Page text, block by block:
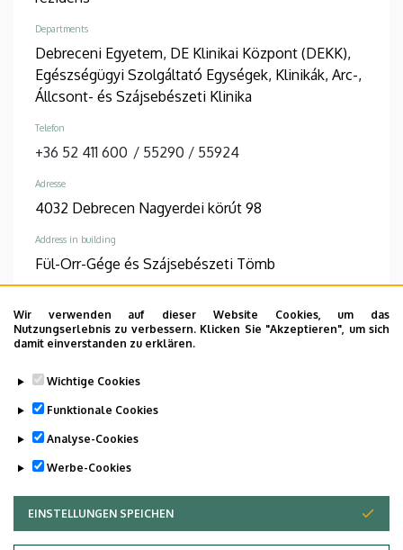
Wir verwenden auf dieser Website Cookies, um das
Nutzungserlebnis zu verbessern. Klicken Sie "Akzeptieren", um sich
damit einverstanden zu erklären.
Wichtige Cookies
Funktionale Cookies
Analyse-Cookies
Werbe-Cookies
EINSTELLUNGEN SPEICHEN
ZUSTIMMUNG ZURÜCKZIEHEN
Departments
Debreceni Egyetem, DE Klinikai Központ (DEKK),
Egészségügyi Szolgáltató Egységek, Klinikák, Arc-,
Állcsont- és Szájsebészeti Klinika
Telefon
+36 52 411 600 / 55290 / 55924
Adresse
4032 Debrecen Nagyerdei körút 98
Address in building
Fül-Orr-Gége és Szájsebészeti Tömb
általános orvos